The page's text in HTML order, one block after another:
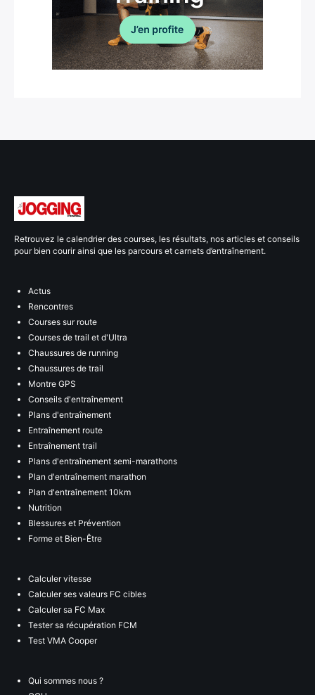
Retrouvez le calendrier des courses, les résultats, nos articles et conseils
pour bien courir ainsi que les parcours et carnets d’entraînement.
Actus
Rencontres
Courses sur route
Courses de trail et d'Ultra
Chaussures de running
Chaussures de trail
Montre GPS
Conseils d'entraînement
Plans d'entraînement
Entraînement route
Entraînement trail
Plans d'entraînement semi-marathons
Plan d'entraînement marathon
Plan d'entraînement 10km
Nutrition
Blessures et Prévention
Forme et Bien-Être
Calculer vitesse
Calculer ses valeurs FC cibles
Calculer sa FC Max
Tester sa récupération FCM
Test VMA Cooper
Qui sommes nous ?